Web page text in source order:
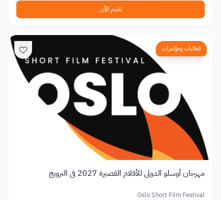
تقدم الآن
فعاليات ومؤتمرات
مهرجان أوسلو الدولي للأفلام القصيرة 2027 في النرويج
Oslo Short Film Festival